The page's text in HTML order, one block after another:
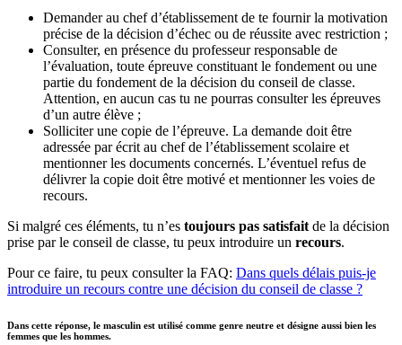
Demander au chef d’établissement de te fournir la motivation
précise de la décision d’échec ou de réussite avec restriction ;
Consulter, en présence du professeur responsable de
l’évaluation, toute épreuve constituant le fondement ou une
partie du fondement de la décision du conseil de classe.
Attention, en aucun cas tu ne pourras consulter les épreuves
d’un autre élève ;
Solliciter une copie de l’épreuve. La demande doit être
adressée par écrit au chef de l’établissement scolaire et
mentionner les documents concernés. L’éventuel refus de
délivrer la copie doit être motivé et mentionner les voies de
recours.
Si malgré ces éléments, tu n’es toujours pas satisfait de la décision
prise par le conseil de classe, tu peux introduire un recours.
Pour ce faire, tu peux consulter la FAQ: Dans quels délais puis-je
introduire un recours contre une décision du conseil de classe ?
Dans cette réponse, le masculin est utilisé comme genre neutre et désigne aussi bien les
femmes que les hommes.